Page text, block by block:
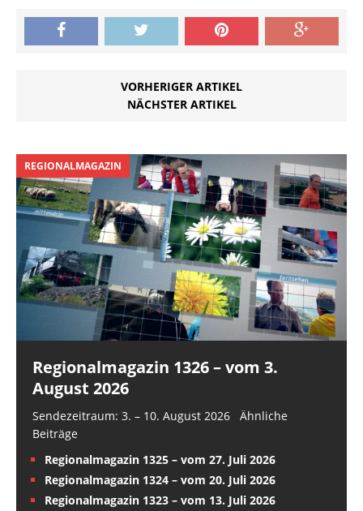
VORHERIGER ARTIKEL
NÄCHSTER ARTIKEL
REGIONALMAGAZIN
Regionalmagazin 1326 – vom 3.
August 2026
Sendezeitraum: 3. – 10. August 2026 Ähnliche
Beiträge
Regionalmagazin 1325 – vom 27. Juli 2026
Regionalmagazin 1324 – vom 20. Juli 2026
Regionalmagazin 1323 – vom 13. Juli 2026